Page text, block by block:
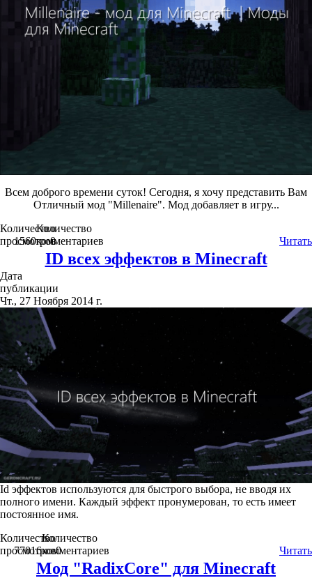
Всем доброго времени суток! Сегодня, я хочу представить Вам
Отличный мод "Millenaire". Мод добавляет в игру...
Количество
просмотров
1560
Количество
комментариев
0 Читать
ID всех эффектов в Minecraft
Дата
публикации
Чт., 27 Ноября 2014 г.
Id эффектов используются для быстрого выбора, не вводя их
полного имени. Каждый эффект пронумерован, то есть имеет
постоянное имя.
Количество
просмотров
77016
Количество
комментариев
0 Читать
Мод "RadixCore" для Minecraft